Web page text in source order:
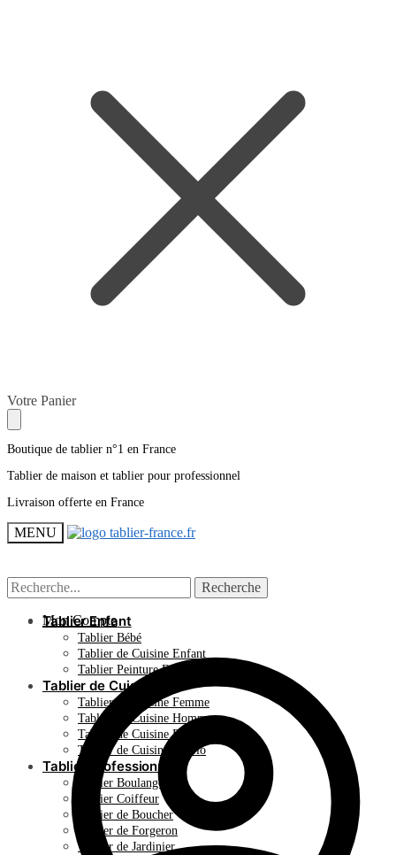
Skip
to
navigation
Skip
to
content
Votre Panier
Boutique de tablier n°1 en France
Tablier de maison et tablier pour professionnel
Livraison offerte en France
MENU
Recherche
pour :
Recherche
Mon Compte
Recherche
pour :
Recherche
Tablier Enfant
Tablier Bébé
Tablier de Cuisine Enfant
Tablier Peinture Enfant
Tablier de Cuisine
Tablier de Cuisine Femme
Tablier de Cuisine Homme
Tablier de Cuisine Professionnel
Tablier de Cuisine Rigolo
Tablier Professionnel
Tablier Boulangerie
Tablier Coiffeur
Tablier de Boucher
Tablier de Forgeron
Tablier de Jardinier